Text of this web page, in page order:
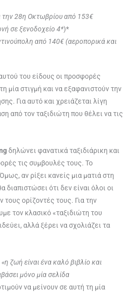
την 28η Οκτωβρίου από 153€
σε ξενοδοχείο 4*)*
από 140€ (αεροπορικά και
του είδους οι προσφορές
μία στιγμή και να εξαφανιστούν την
Για αυτό και χρειάζεται λίγη
από τον ταξιδιώτη που θέλει να τις
δηλώνει φανατικά ταξιδιάρικη και
τις συμβουλές τους. Το
αν ρίξει κανείς μια ματιά στη
διαπιστώσει ότι δεν είναι όλοι οι
τους ορίζοντές τους. Για την
τον κλασικό «ταξιδιώτη του
αλλά ξέρει να σχολιάζει τα
«η ζωή είναι ένα καλό βιβλίο και
μόνο μία σελίδα
να μείνουν σε αυτή τη μία